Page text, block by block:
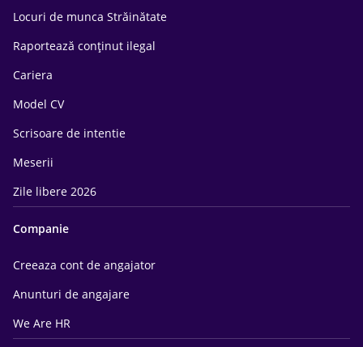
Locuri de munca Străinătate
Raportează conținut ilegal
Cariera
Model CV
Scrisoare de intentie
Meserii
Zile libere 2026
Companie
Creeaza cont de angajator
Anunturi de angajare
We Are HR